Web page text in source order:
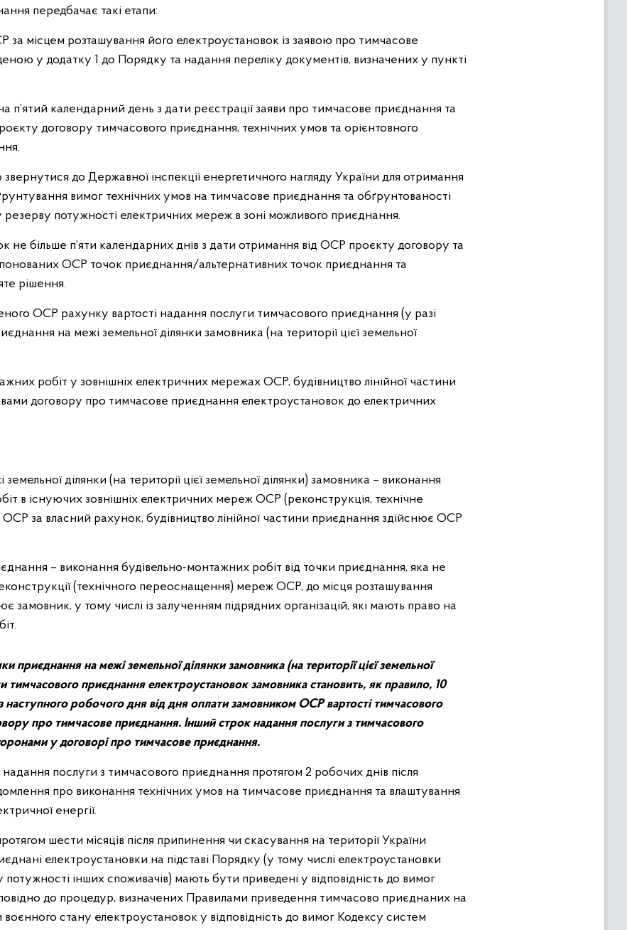
передбачає такі етапи:
місцем розташування його електроустановок із заявою про тимчасове
у додатку 1 до Порядку та надання переліку документів, визначених у пункті
п’ятий календарний день з дати реєстрації заяви про тимчасове приєднання та
договору тимчасового приєднання, технічних умов та орієнтовного
до Державної інспекції енергетичного нагляду України для отримання
вимог технічних умов на тимчасове приєднання та обґрунтованості
потужності електричних мереж в зоні можливого приєднання.
більше п’яти календарних днів з дати отримання від ОСР проєкту договору та
ОСР точок приєднання/альтернативних точок приєднання та
рішення.
ОСР рахунку вартості надання послуги тимчасового приєднання (у разі
на межі земельної ділянки замовника (на території цієї земельної
робіт у зовнішніх електричних мережах ОСР, будівництво лінійної частини
договору про тимчасове приєднання електроустановок до електричних
ділянки (на території цієї земельної ділянки) замовника – виконання
в існуючих зовнішніх електричних мереж ОСР (реконструкція, технічне
за власний рахунок, будівництво лінійної частини приєднання здійснює ОСР
– виконання будівельно-монтажних робіт від точки приєднання, яка не
(технічного переоснащення) мереж ОСР, до місця розташування
замовник, у тому числі із залученням підрядних організацій, які мають право на
приєднання на межі земельної ділянки замовника (на території цієї земельної
тимчасового приєднання електроустановок замовника становить, як правило, 10
робочого дня від дня оплати замовником ОСР вартості тимчасового
про тимчасове приєднання. Інший строк надання послуги з тимчасового
у договорі про тимчасове приєднання.
послуги з тимчасового приєднання протягом 2 робочих днів після
про виконання технічних умов на тимчасове приєднання та влаштування
енергії.
шести місяців після припинення чи скасування на території України
електроустановки на підставі Порядку (у тому числі електроустановки
інших споживачів) мають бути приведені у відповідність до вимог
до процедур, визначених Правилами приведення тимчасово приєднаних на
воєнного стану електроустановок у відповідність до вимог Кодексу систем